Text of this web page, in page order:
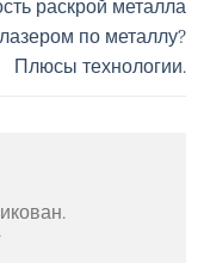
раскрой металла
лазером по металлу?
Плюсы технологии.